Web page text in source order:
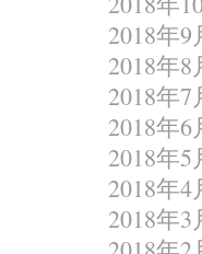
2018年9
2018年8
2018年7
2018年6
2018年5
2018年4
2018年3